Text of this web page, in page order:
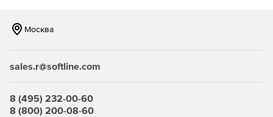
Москва
sales.r@softline.com
8 (495) 232-00-60
8 (800) 200-08-60